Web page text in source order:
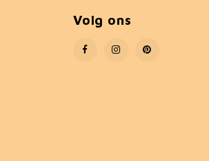
Volg ons